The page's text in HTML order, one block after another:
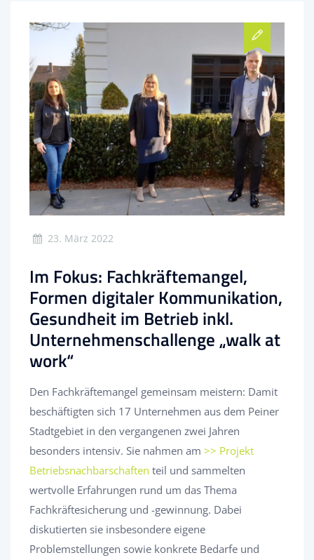
23. März 2022
Im Fokus: Fachkräftemangel,
Formen digitaler Kommunikation,
Gesundheit im Betrieb inkl.
Unternehmenschallenge „walk at
work“
Den Fachkräftemangel gemeinsam meistern: Damit
beschäftigten sich 17 Unternehmen aus dem Peiner
Stadtgebiet in den vergangenen zwei Jahren
besonders intensiv. Sie nahmen am >> Projekt
Betriebsnachbarschaften teil und sammelten
wertvolle Erfahrungen rund um das Thema
Fachkräftesicherung und -gewinnung. Dabei
diskutierten sie insbesondere eigene
Problemstellungen sowie konkrete Bedarfe und